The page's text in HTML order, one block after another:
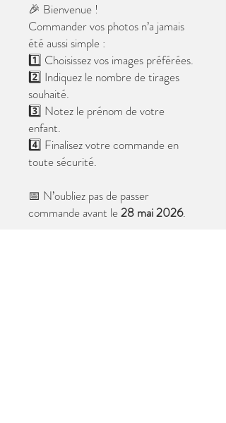
🎉 Bienvenue !
Commander vos photos n’a jamais
été aussi simple :
1️⃣ Choisissez vos images préférées.
2️⃣ Indiquez le nombre de tirages
souhaité.
3️⃣ Notez le prénom de votre
enfant.
4️⃣ Finalisez votre commande en
toute sécurité.
📅 N’oubliez pas de passer
commande avant le28 mai 2026.